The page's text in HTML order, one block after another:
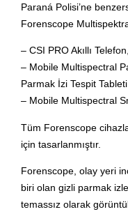
Paraná Polisi’ne
Forenscope
– CSI PRO Akıllı Telefon,
– Mobile Multispectral
Parmak İzi Tespit
– Mobile Multispectral
Tüm Forenscope
için tasarlanmıştır.
Forenscope, olay yeri
biri olan gizli parmak
temassız olarak